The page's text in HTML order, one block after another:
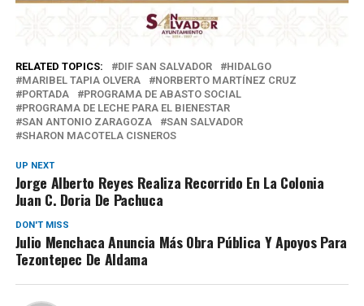
RELATED TOPICS: DIF SAN SALVADOR
HIDALGO
MARIBEL TAPIA OLVERA
NORBERTO MARTÍNEZ CRUZ
PORTADA
PROGRAMA DE ABASTO SOCIAL
PROGRAMA DE LECHE PARA EL BIENESTAR
SAN ANTONIO ZARAGOZA
SAN SALVADOR
SHARON MACOTELA CISNEROS
UP NEXT
Jorge Alberto Reyes Realiza Recorrido En La Colonia
Juan C. Doria De Pachuca
DON'T MISS
Julio Menchaca Anuncia Más Obra Pública Y Apoyos Para
Tezontepec De Aldama